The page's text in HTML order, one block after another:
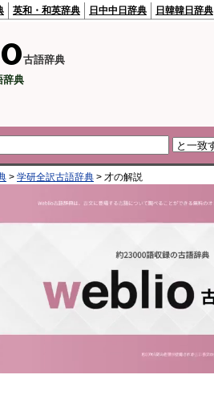
英和・和英辞典 日中中日辞典 日韓韓日辞典
古語辞典
辞典
> 学研全訳古語辞典 > 才の解説